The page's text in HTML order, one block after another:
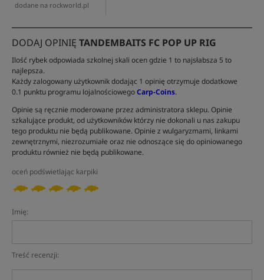
dodane na rockworld.pl
DODAJ OPINIĘ TANDEMBAITS FC POP UP RIG
Ilość rybek odpowiada szkolnej skali ocen gdzie 1 to najsłabsza 5 to
najlepsza.
Każdy zalogowany użytkownik dodając 1 opinię otrzymuje dodatkowe
0.1 punktu programu lojalnościowegoCarp-Coins.
Opinie są ręcznie moderowane przez administratora sklepu. Opinie
szkalujące produkt, od użytkowników którzy nie dokonali u nas zakupu
tego produktu nie będą publikowane. Opinie z wulgaryzmami, linkami
zewnętrznymi, niezrozumiałe oraz nie odnoszące się do opiniowanego
produktu również nie będą publikowane.
oceń podświetlając karpiki
Imię:
Treść recenzji: